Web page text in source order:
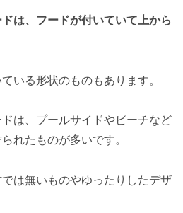
は、フードが付いていて上から
いる形状のものもあります。
は、プールサイドやビーチなど
れたものが多いです。
は無いものやゆったりしたデザ